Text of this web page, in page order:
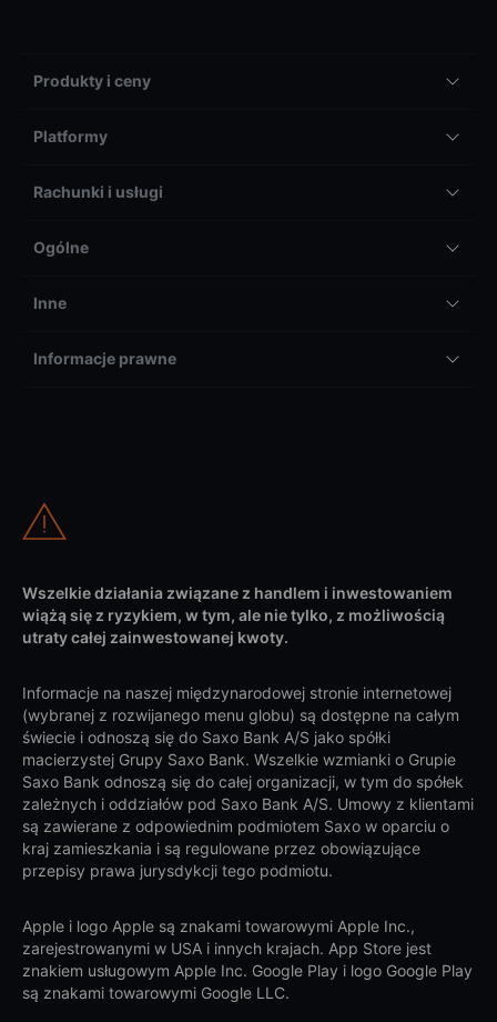
Produkty i ceny
Platformy
Rachunki i usługi
Ogólne
Inne
Informacje prawne
Wszelkie działania związane z handlem i inwestowaniem
wiążą się z ryzykiem, w tym, ale nie tylko, z możliwością
utraty całej zainwestowanej kwoty.
Informacje na naszej międzynarodowej stronie internetowej
(wybranej z rozwijanego menu globu) są dostępne na całym
świecie i odnoszą się do Saxo Bank A/S jako spółki
macierzystej Grupy Saxo Bank. Wszelkie wzmianki o Grupie
Saxo Bank odnoszą się do całej organizacji, w tym do spółek
zależnych i oddziałów pod Saxo Bank A/S. Umowy z klientami
są zawierane z odpowiednim podmiotem Saxo w oparciu o
kraj zamieszkania i są regulowane przez obowiązujące
przepisy prawa jurysdykcji tego podmiotu.
Apple i logo Apple są znakami towarowymi Apple Inc.,
zarejestrowanymi w USA i innych krajach. App Store jest
znakiem usługowym Apple Inc. Google Play i logo Google Play
są znakami towarowymi Google LLC.